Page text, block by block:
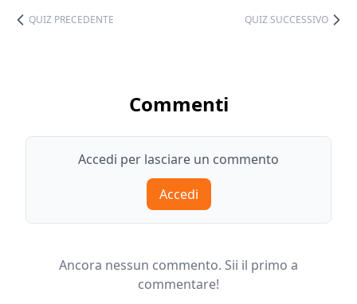
QUIZ PRECEDENTE QUIZ SUCCESSIVO
Commenti
Accedi per lasciare un commento
Accedi
Ancora nessun commento. Sii il primo a
commentare!